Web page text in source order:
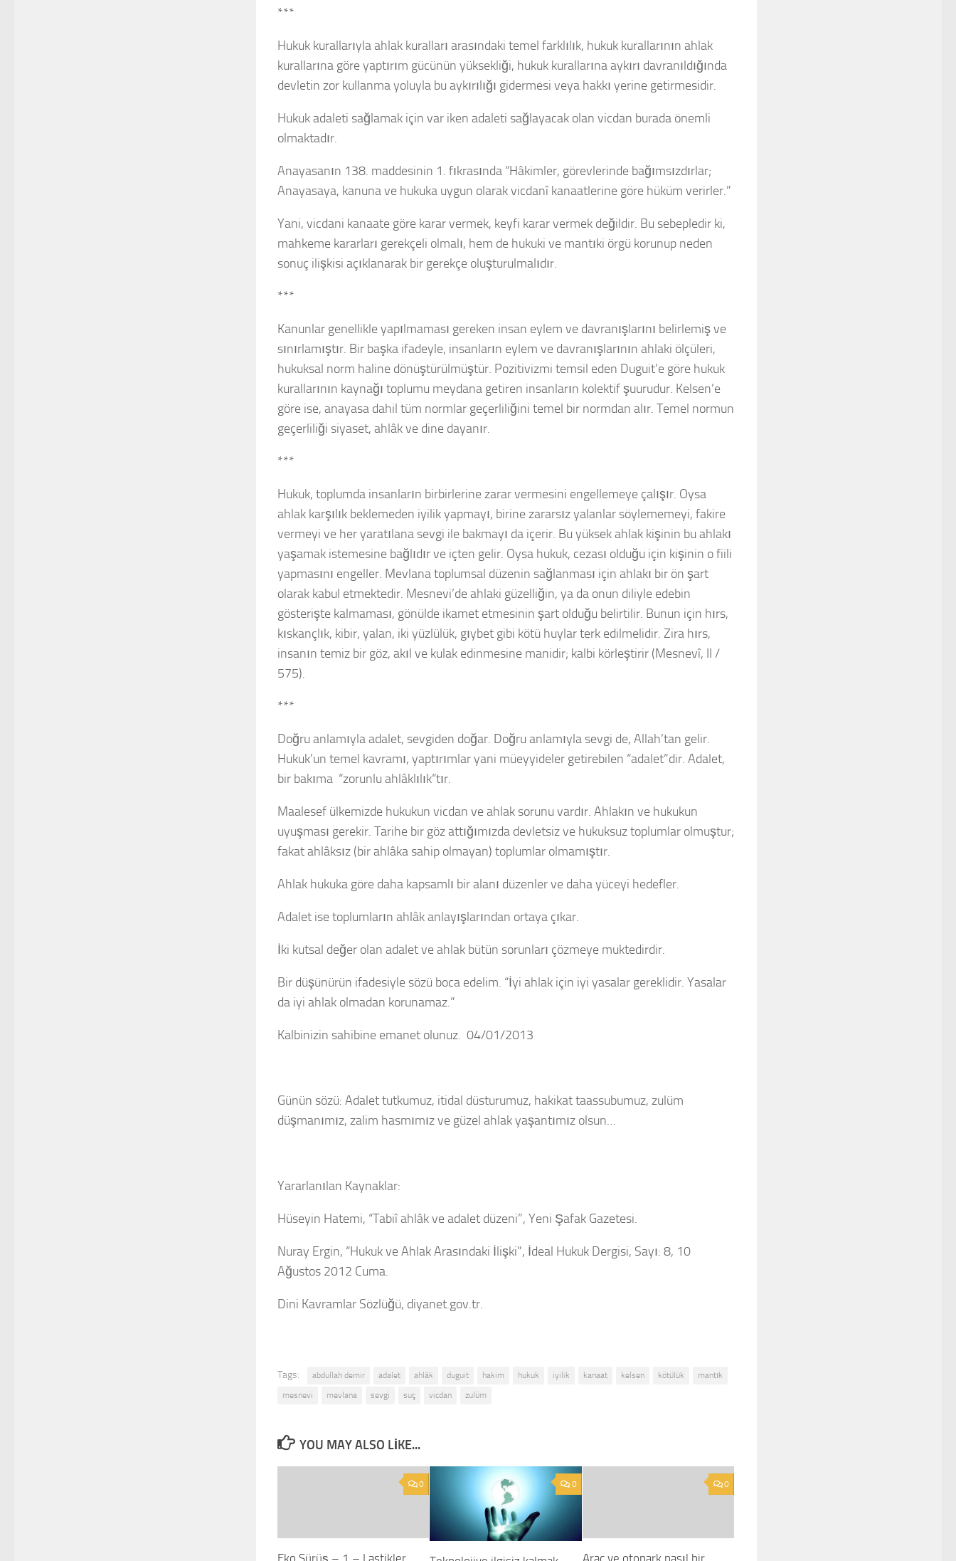
***
Hukuk kurallarıyla ahlak kuralları arasındaki temel farklılık, hukuk kurallarının ahlak
kurallarına göre yaptırım gücünün yüksekliği, hukuk kurallarına aykırı davranıldığında
devletin zor kullanma yoluyla bu aykırılığı gidermesi veya hakkı yerine getirmesidir.
Hukuk adaleti sağlamak için var iken adaleti sağlayacak olan vicdan burada önemli
olmaktadır.
Anayasanın 138. maddesinin 1. fıkrasında “Hâkimler, görevlerinde bağımsızdırlar;
Anayasaya, kanuna ve hukuka uygun olarak vicdanî kanaatlerine göre hüküm verirler.”
Yani, vicdani kanaate göre karar vermek, keyfi karar vermek değildir. Bu sebepledir ki,
mahkeme kararları gerekçeli olmalı, hem de hukuki ve mantıki örgü korunup neden
sonuç ilişkisi açıklanarak bir gerekçe oluşturulmalıdır.
***
Kanunlar genellikle yapılmaması gereken insan eylem ve davranışlarını belirlemiş ve
sınırlamıştır. Bir başka ifadeyle, insanların eylem ve davranışlarının ahlaki ölçüleri,
hukuksal norm haline dönüştürülmüştür. Pozitivizmi temsil eden Duguit’e göre hukuk
kurallarının kaynağı toplumu meydana getiren insanların kolektif şuurudur. Kelsen’e
göre ise, anayasa dahil tüm normlar geçerliliğini temel bir normdan alır. Temel normun
geçerliliği siyaset, ahlâk ve dine dayanır.
***
Hukuk, toplumda insanların birbirlerine zarar vermesini engellemeye çalışır. Oysa
ahlak karşılık beklemeden iyilik yapmayı, birine zararsız yalanlar söylememeyi, fakire
vermeyi ve her yaratılana sevgi ile bakmayı da içerir. Bu yüksek ahlak kişinin bu ahlakı
yaşamak istemesine bağlıdır ve içten gelir. Oysa hukuk, cezası olduğu için kişinin o fiili
yapmasını engeller. Mevlanatoplumsal düzenin sağlanması için ahlakı bir ön şart
olarak kabul etmektedir. Mesnevi’de ahlaki güzelliğin, ya da onun diliyle edebin
gösterişte kalmaması, gönülde ikamet etmesinin şart olduğu belirtilir. Bunun için hırs,
kıskançlık, kibir, yalan, iki yüzlülük, gıybet gibi kötü huylar terk edilmelidir. Zira hırs,
insanın temiz bir göz, akıl ve kulak edinmesine manidir; kalbi körleştirir (Mesnevî, II /
575).
***
Doğru anlamıyla adalet, sevgiden doğar. Doğru anlamıyla sevgi de, Allah’tan gelir.
Hukuk’un temel kavramı, yaptırımlar yani müeyyideler getirebilen “adalet”dir. Adalet,
bir bakıma “zorunlu ahlâklılık“tır.
Maalesef ülkemizde hukukun vicdan ve ahlak sorunu vardır. Ahlakın ve hukukun
uyuşması gerekir. Tarihe bir göz attığımızda devletsiz ve hukuksuz toplumlar olmuştur;
fakat ahlâksız (bir ahlâka sahip olmayan) toplumlar olmamıştır.
Ahlak hukuka göre daha kapsamlı bir alanı düzenler ve daha yüceyi hedefler.
Adalet ise toplumların ahlâk anlayışlarından ortaya çıkar.
İki kutsal değer olan adalet ve ahlak bütün sorunları çözmeye muktedirdir.
Bir düşünürün ifadesiyle sözü boca edelim. “İyi ahlak için iyi yasalar gereklidir. Yasalar
da iyi ahlak olmadan korunamaz.”
Kalbinizin sahibine emanet olunuz. 04/01/2013
Günün sözü: Adalet tutkumuz, itidal düsturumuz, hakikat taassubumuz, zulüm
düşmanımız, zalim hasmımız ve güzel ahlak yaşantımız olsun…
Yararlanılan Kaynaklar:
Hüseyin Hatemi, “Tabiî ahlâk ve adalet düzeni”, Yeni Şafak Gazetesi.
Nuray Ergin, “Hukuk ve Ahlak Arasındaki İlişki”, İdeal Hukuk Dergisi, Sayı: 8, 10
Ağustos 2012 Cuma.
Dini Kavramlar Sözlüğü, diyanet.gov.tr.
Tags: abdullah demir adalet ahlâk duguit hakim hukuk iyilik kanaat kelsen kötülük
mantık
mesnevi
mevlana sevgi suç vicdan zulüm
YOU MAY ALSO LIKE...
0
Eko Sürüş – 1 – Lastikler
0 0
Araç ve otopark nasıl bir